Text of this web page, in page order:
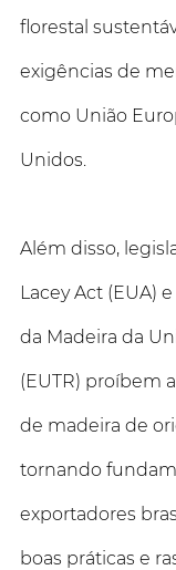
florestal
exigências de
como União
Unidos.
Além disso,
Lacey Act (EUA)
da Madeira da
(EUTR) proíbem
de madeira de
tornando
exportadores
boas práticas e